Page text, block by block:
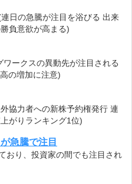
日の急騰が注目を浴びる 出来
負意欲が高まる)
ークスの異動先が注目される
の増加に注意)
協力者への新株予約権発行 連
がりランキング1位)
急騰で注目
おり、投資家の間でも注目され